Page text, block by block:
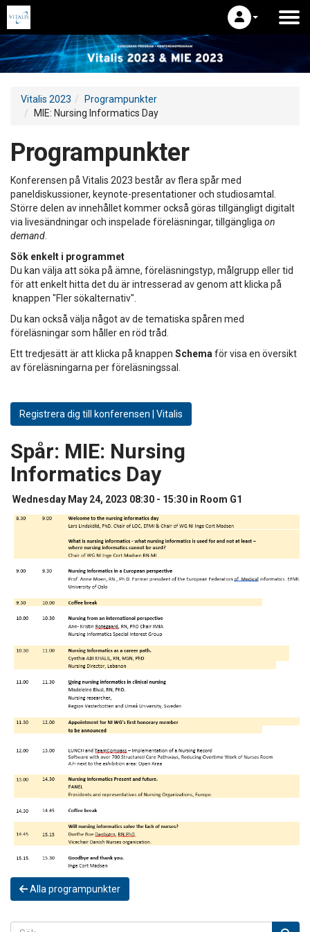
Vitalis 2023
Programpunkter
MIE: Nursing Informatics Day
Programpunkter
Konferensen på Vitalis 2023 består av flera spår med
paneldiskussioner, keynote-presentationer och studiosamtal.
Större delen av innehållet kommer också göras tillgängligt digitalt
via livesändningar och inspelade föreläsningar, tillgängliga on
demand
Sök enkelt i programmet
Du kan välja att söka på ämne, föreläsningstyp, målgrupp eller tid
för att enkelt hitta det du är intresserad av genom att klicka på
knappen "Fler sökalternativ".
Du kan också välja något av de tematiska spåren med
föreläsningar som håller en röd tråd.
Ett tredjesätt är att klicka på knappen Schema för visa en översikt
av föreläsningarna per föreläsningssal.
Registrera dig till konferensen | Vitalis
Spår: MIE: Nursing
Informatics Day
Wednesday May 24, 2023 08:30 - 15:30 in Room G1
Alla programpunkter